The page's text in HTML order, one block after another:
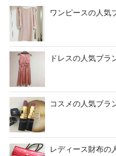
ワンピースの人気
ドレスの人気ブラ
コスメの人気ブラ
レディース財布の